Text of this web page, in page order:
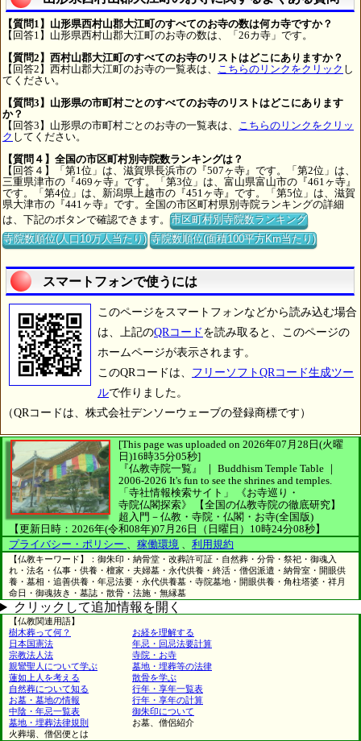
【質問1】山形県西村山郡大江町のすべてのお寺の数は何カ寺ですか？
【回答1】山形県西村山郡大江町のお寺の数は、「26カ寺」です。
【質問2】西村山郡大江町のすべてのお寺のリストはどこにありますか？
【回答2】西村山郡大江町のお寺の一覧表は、 こちらのリンクをクリック し
てください。
【質問3】山形県の市町村ごとのすべてのお寺のリストはどこにあります
か？
【回答3】山形県の市町村ごとのお寺の一覧表は、 こちらのリンクをクリッ
ク してください。
【質問４】全国の市区町村別寺院数ランキングは？
【回答４】「第1位」は、滋賀県長浜市の『507ヶ寺』です。「第2位」は、
三重県津市の『469ヶ寺』です。「第3位」は、富山県富山市の『461ヶ寺』
です。「第4位」は、新潟県上越市の『451ヶ寺』です。「第5位」は、滋賀
県大津市の『441ヶ寺』です。全国の市区町村県別寺院ランキングの詳細
は、下記のボタンで確認できます。市区町村別寺院数ランキング
寺院数順位(人口10万人当たり) 寺院数順位(面積100平方Km当たり)
スマートフォンで使うには
このページをスマートフォンなどから読み込む場合
は、上記のQRコード を読み取ると、このページの
ホームページが表示されます。
このQRコードは、 フリーソフトQRコード生成ツー
ルで作りました。
（QRコードは、株式会社デンソーウェーブの登録商標です）
[This page was uploaded on 2026年07月28日(火曜
日)16時35分05秒]
『仏教寺院一覧』 ｜ Buddhism Temple Table ｜
2006-2026 It's fun to see the shrines and temples.
「寺社情報検索サイト」
《お寺巡り・
寺院仏閣探索》
【全国の仏教寺院の徹底研究】
超入門－仏教・寺院・仏閣・お寺(全国版)
【更新日時：2026年(令和08年)07月26日（日曜日）10時24分08秒】
プライバシー・ポリシー 、 稼働環境 、 利用規約
【仏教キーワード】：御朱印・納骨堂・改葬許可証・自然葬・分骨・祭祀・御魂入
れ・法名・仏事・供養・檀家・夫婦墓・永代供養・終活・僧侶派遣・納骨室・開眼供
養・墓相・追善供養・年忌法要・永代供養墓・寺院墓地・開眼供養・角柱塔婆・祥月
命日・御魂抜き・墓誌・散骨・法施・無縁墓
クリックして追加情報を開く
【仏教関連用語】
樹木葬って何？
お経を理解する
日本国憲法
年忌・回忌法要計算
宗教法人法
寺院・お寺
親鸞聖人について学ぶ
墓地・埋葬等の法律
蓮如上人を考える
散骨を学ぶ
自然葬について知る
行年・享年一覧表
お墓・墓地の情報
行年・享年の計算
中陰・年忌一覧表
御朱印について
墓地・埋葬法律規則
お墓、僧侶紹介
火葬場、僧侶便とは